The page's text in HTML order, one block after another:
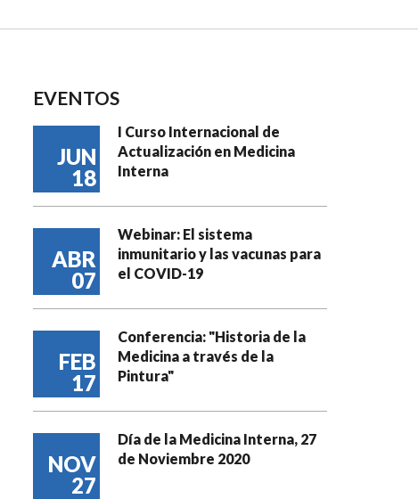
EVENTOS
JUN
18
I Curso Internacional de
Actualización en Medicina
Interna
ABR
07
Webinar: El sistema
inmunitario y las vacunas para
el COVID-19
FEB
17
Conferencia: "Historia de la
Medicina a través de la
Pintura"
NOV
27
Día de la Medicina Interna, 27
de Noviembre 2020